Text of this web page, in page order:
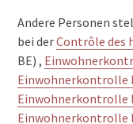
Andere Personen
bei derContrôle des
BE) ,
Einwohnerkontrolle
Einwohnerkontrolle
Einwohnerkontrolle